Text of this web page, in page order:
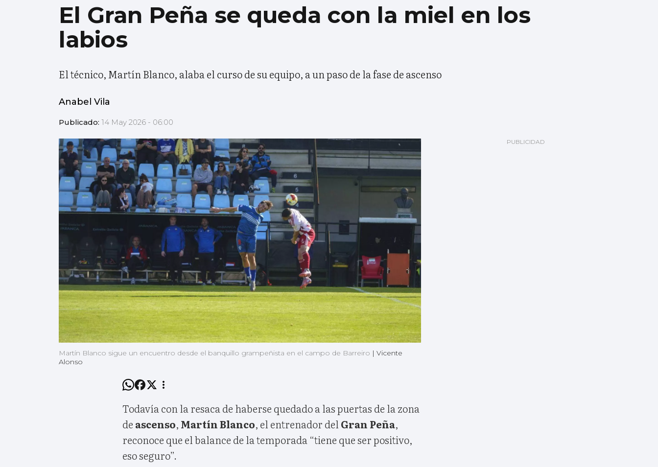
El Gran Peña se queda con la miel en los
labios
El técnico, Martín Blanco, alaba el curso de su equipo, a un paso de la fase de ascenso
Anabel Vila
Publicado: 14 May 2026 - 06:00
Martín Blanco sigue un encuentro desde el banquillo grampeñista en el campo de Barreiro | Vicente
Alonso
Todavía con la resaca de haberse quedado a las puertas de la zona
de ascenso, Martín Blanco, el entrenador del Gran Peña,
reconoce que el balance de la temporada “tiene que ser positivo,
eso seguro”.